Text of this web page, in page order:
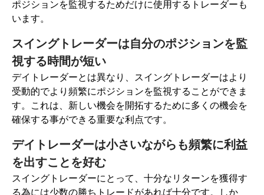
ポジションを監視するためだけに使用するトレーダーも
います。
スイングトレーダーは自分のポジションを監
視する時間が短い
デイトレーダーとは異なり、スイングトレーダーはより
受動的でより頻繁にポジションを監視することができま
す。これは、新しい機会を開拓するために多くの機会を
確保する事ができる重要な利点です。
デイトレーダーは小さいながらも頻繁に利益
を出すことを好む
スイングトレーダーにとって、十分なリターンを獲得す
る為には少数の勝ちトレードがあれば十分です。しか